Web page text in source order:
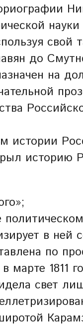
свой
до
на
истории
историю
в
по
марте 1811
свет